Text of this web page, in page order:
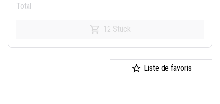
Total
12 Stück
Liste de favoris